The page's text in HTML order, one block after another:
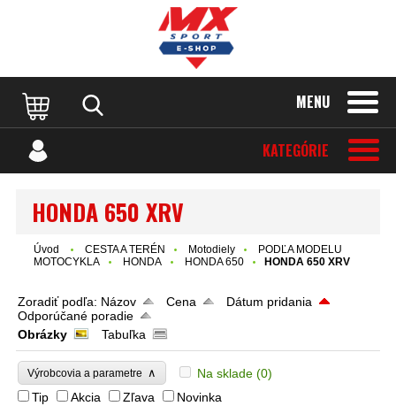
MENU
KATEGÓRIE
HONDA 650 XRV
Úvod CESTA A TERÉN Motodiely
PODĽA MODELU
MOTOCYKLA
HONDA HONDA 650 HONDA 650 XRV
Zoradiť podľa: Názov Cena
Dátum pridania
Odporúčané poradie
Obrázky
Tabuľka
Výrobcovia a parametre ∧ Na sklade (0)
Tip
Akcia Zľava Novinka